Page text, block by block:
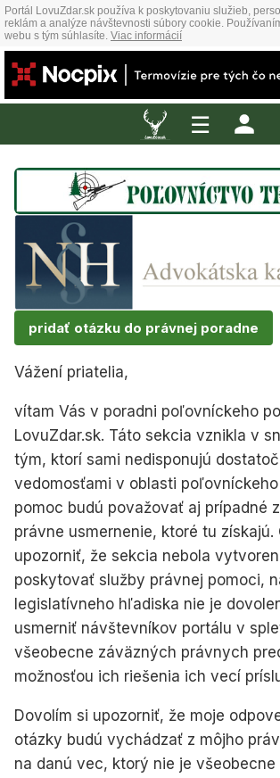
Portál LovuZdar.sk používa k poskytovaniu služieb,
reklám a analýze návštevnosti súbory cookie.
webu s tým súhlasíte. Viac informácií
☰
pridať otázku do právnej poradne
Vážení priatelia,
vítam Vás v poradni poľovníckeho
LovuZdar.sk. Táto sekcia vznikla v
tým, ktorí sami nedisponujú
vedomosťami v oblasti
pomoc budú považovať aj prípadné
právne usmernenie, ktoré tu získajú.
upozorniť, že sekcia nebola
poskytovať služby právnej pomoci,
legislatívneho hľadiska nie je
usmerniť návštevníkov portálu v
všeobecne záväzných právnych
možnosťou ich riešenia ich vecí
Dovolím si upozorniť, že moje
otázky budú vychádzať z môjho
na danú vec, ktorý nie je všeobecne